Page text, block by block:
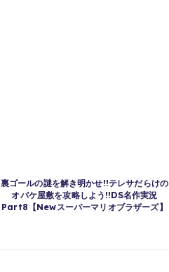
裏ゴールの謎を解き明かせ!!テレサだらけの
オバケ屋敷を攻略しよう!!DS名作実況
Part8【Newスーパーマリオブラザーズ】